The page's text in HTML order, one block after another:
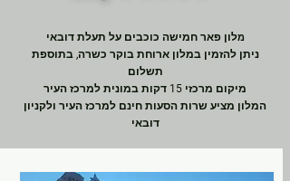
מלון פאר חמישה כוכבים על תעלת דובאי
ניתן להזמין במלון ארוחת בוקר כשרה, בתוספת
תשלום
מיקום מרכזי 15 דקות במונית למרכז העיר
המלון מציע שרות הסעות חינם למרכז העיר ולקניון
דובאי